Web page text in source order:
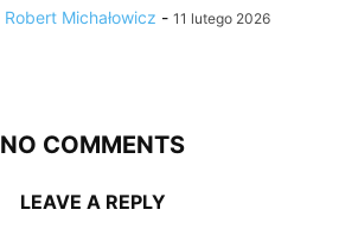
Robert Michałowicz - 11 lutego 2026
NO COMMENTS
LEAVE A REPLY